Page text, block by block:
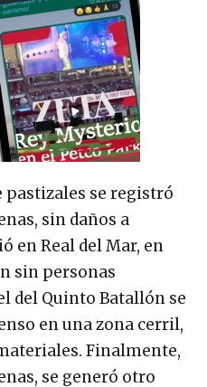
pastizales se registró
sin daños a
en Real del Mar, en
sin personas
del Quinto Batallón se
en una zona cerril,
Finalmente,
se generó otro